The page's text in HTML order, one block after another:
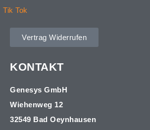
Tik Tok
Vertrag Widerrufen
KONTAKT
Genesys GmbH
Wiehenweg 12
32549 Bad Oeynhausen